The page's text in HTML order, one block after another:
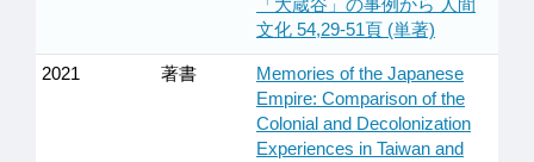
「大蔵谷」の事例から 人間
文化 54,29-51頁 (単著)
2021 著書
Memories of the Japanese
Empire: Comparison of the
Colonial and Decolonization
Experiences in Taiwan and